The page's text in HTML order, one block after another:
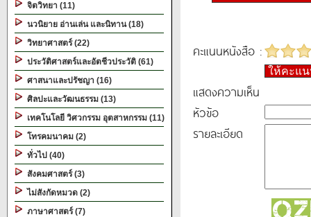
จิตวิทยา (11)
นวนิยาย อ่านเล่น และนิทาน (18)
วิทยาศาสตร์ (22)
ประวัติศาสตร์และอัตชีวประวัติ (61)
ศาสนาและปรัชญา (16)
ศิลปะและวัฒนธรรม (13)
เทคโนโลยี วิศวกรรม อุตสาหกรรม (11)
โทรคมนาคม (2)
ทั่วไป (40)
สังคมศาสตร์ (3)
ไม่สังกัดหมวด (2)
ภาษาศาสตร์ (7)
คะแนนหนังสือ :
ให้คะแ
แสดงความเห็น
หัวข้อ
รายละเอียด